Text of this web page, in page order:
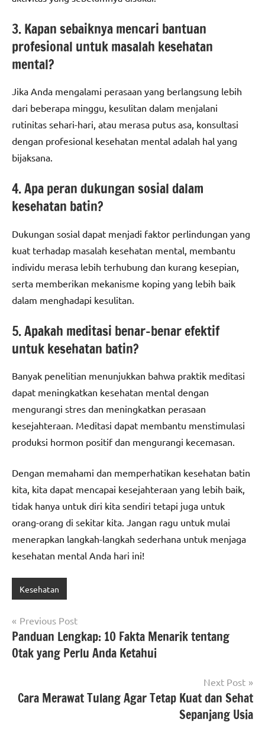
3. Kapan sebaiknya mencari bantuan
profesional untuk masalah kesehatan
mental?
Jika Anda mengalami perasaan yang berlangsung lebih
dari beberapa minggu, kesulitan dalam menjalani
rutinitas sehari-hari, atau merasa putus asa, konsultasi
dengan profesional kesehatan mental adalah hal yang
bijaksana.
4. Apa peran dukungan sosial dalam
kesehatan batin?
Dukungan sosial dapat menjadi faktor perlindungan yang
kuat terhadap masalah kesehatan mental, membantu
individu merasa lebih terhubung dan kurang kesepian,
serta memberikan mekanisme koping yang lebih baik
dalam menghadapi kesulitan.
5. Apakah meditasi benar-benar efektif
untuk kesehatan batin?
Banyak penelitian menunjukkan bahwa praktik meditasi
dapat meningkatkan kesehatan mental dengan
mengurangi stres dan meningkatkan perasaan
kesejahteraan. Meditasi dapat membantu menstimulasi
produksi hormon positif dan mengurangi kecemasan.
Dengan memahami dan memperhatikan kesehatan batin
kita, kita dapat mencapai kesejahteraan yang lebih baik,
tidak hanya untuk diri kita sendiri tetapi juga untuk
orang-orang di sekitar kita. Jangan ragu untuk mulai
menerapkan langkah-langkah sederhana untuk menjaga
kesehatan mental Anda hari ini!
Kesehatan
Post
navigation
Previous Post
Panduan Lengkap: 10 Fakta Menarik tentang
Otak yang Perlu Anda Ketahui
Next Post
Cara Merawat Tulang Agar Tetap Kuat dan Sehat
Sepanjang Usia